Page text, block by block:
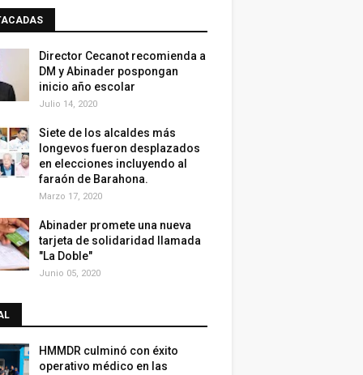
Director Cecanot recomienda a
DM y Abinader pospongan
inicio año escolar
Julio 14, 2020
Siete de los alcaldes más
longevos fueron desplazados
en elecciones incluyendo al
faraón de Barahona.
Marzo 17, 2020
Abinader promete una nueva
tarjeta de solidaridad llamada
"La Doble"
Junio 05, 2020
HMMDR culminó con éxito
operativo médico en las